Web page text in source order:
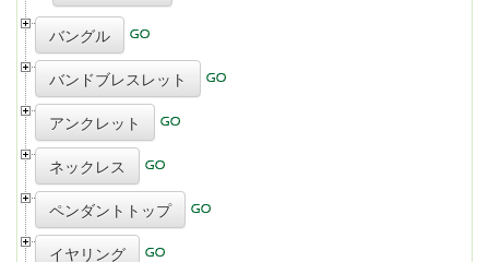
バングル
バンドブレスレット
アンクレット
ネックレス
ペンダントトップ
イヤリング